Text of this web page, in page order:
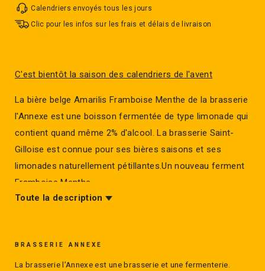
Calendriers envoyés tous les jours
Clic pour les infos sur les frais et délais de livraison
C'est bientôt la saison des calendriers de l'avent
La bière belge Amarilis Framboise Menthe de la brasserie
l'Annexe est une boisson fermentée de type limonade qui
contient quand même 2% d'alcool. La brasserie Saint-
Gilloise est connue pour ses bières saisons et ses
limonades naturellement pétillantes.Un nouveau ferment
Framboise Menthe.
Toute la description
BRASSERIE ANNEXE
La brasserie l’Annexe est une brasserie et une fermenterie.